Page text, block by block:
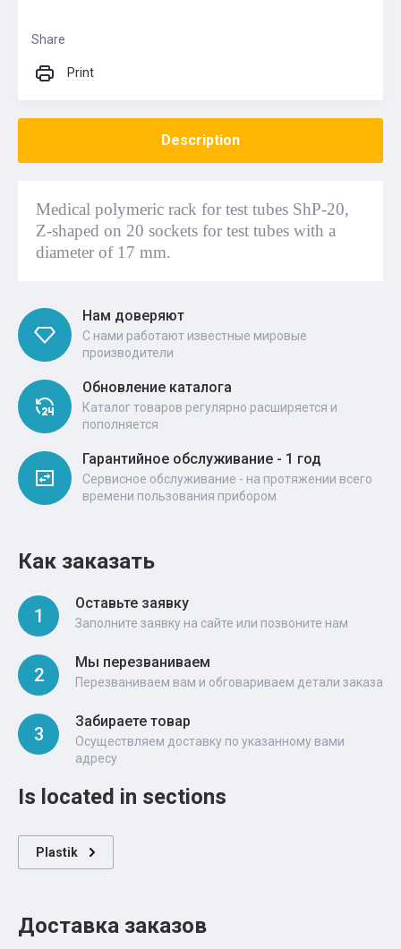
Share
Print
Description
Medical polymeric rack for test tubes ShP-20,
Z-shaped on 20 sockets for test tubes with a
diameter of 17 mm.
Нам доверяют
С нами работают известные мировые
производители
Обновление каталога
Каталог товаров регулярно расширяется и
пополняется
Гарантийное обслуживание - 1 год
Сервисное обслуживание - на протяжении всего
времени пользования прибором
Как заказать
1
Оставьте заявку
Заполните заявку на сайте или позвоните нам
2
Мы перезваниваем
Перезваниваем вам и обговариваем детали заказа
3
Забираете товар
Осуществляем доставку по указанному вами
адресу
Is located in sections
Plastik
Доставка заказов